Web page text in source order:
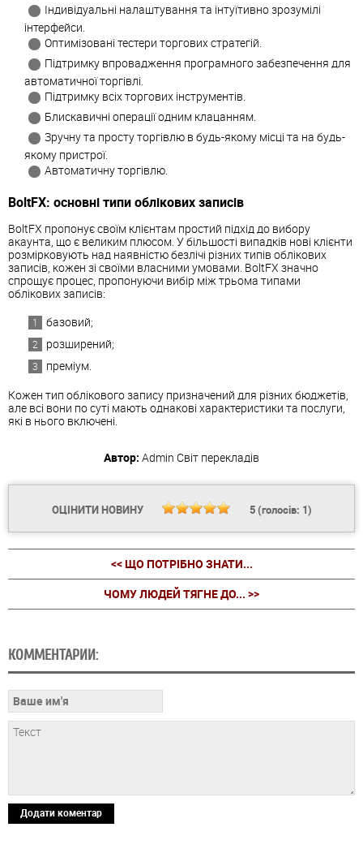
Індивідуальні налаштування та інтуїтивно зрозумілі
інтерфейси.
Оптимізовані тестери торгових стратегій.
Підтримку впровадження програмного забезпечення для
автоматичної торгівлі.
Підтримку всіх торгових інструментів.
Блискавичні операції одним клацанням.
Зручну та просту торгівлю в будь-якому місці та на будь-
якому пристрої.
Автоматичну торгівлю.
BoltFX: основні типи облікових записів
BoltFX пропонує своїм клієнтам простий підхід до вибору
акаунта, що є великим плюсом. У більшості випадків нові клієнти
розмірковують над наявністю безлічі різних типів облікових
записів, кожен зі своїми власними умовами. BoltFX значно
спрощує процес, пропонуючи вибір між трьома типами
облікових записів:
базовий;
розширений;
преміум.
Кожен тип облікового запису призначений для різних бюджетів,
але всі вони по суті мають однакові характеристики та послуги,
які в нього включені.
Автор: Admin Світ перекладів
ОЦІНИТИ НОВИНУ 5(голосів: 1)
<< ЩО ПОТРІБНО ЗНАТИ...
ЧОМУ ЛЮДЕЙ ТЯГНЕ ДО... >>
КОММЕНТАРИИ:
Додати коментар